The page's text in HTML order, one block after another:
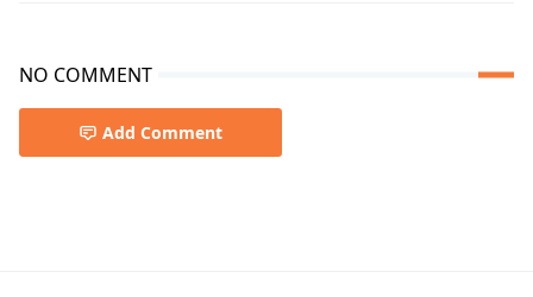
NO COMMENT
Add Comment